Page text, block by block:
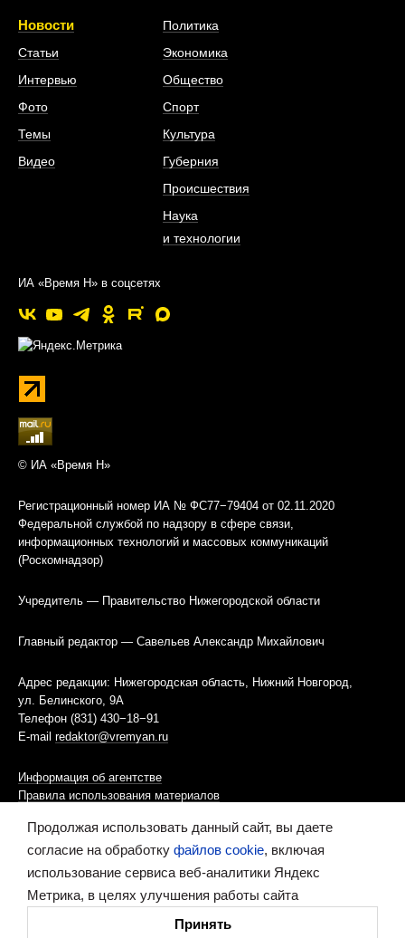
Новости
Статьи
Интервью
Фото
Темы
Видео
Политика
Экономика
Общество
Спорт
Культура
Губерния
Происшествия
Наука
и технологии
ИА «Время Н» в соцсетях
© ИА «Время Н»
Регистрационный номер ИА № ФС77−79404 от 02.11.2020
Федеральной службой по надзору в сфере связи,
информационных технологий и массовых коммуникаций
(Роскомнадзор)
Учредитель — Правительство Нижегородской области
Главный редактор — Савельев Александр Михайлович
Адрес редакции: Нижегородская область, Нижний Новгород,
ул. Белинского, 9А
Телефон (831) 430−18−91
E-mail redaktor@vremyan.ru
Информация об агентстве
Правила использования материалов
Информационная политика использования «cookies»-файлов
Ресурс содержит материалы 16+
Продолжая использовать данный сайт, вы даете
согласие на обработку файлов cookie, включая
использование сервиса веб-аналитики Яндекс
Метрика, в целях улучшения работы сайта
Принять